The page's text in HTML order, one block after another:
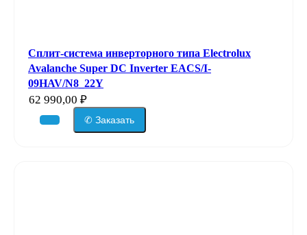
Сплит-система инверторного типа Electrolux
Avalanche Super DC Inverter EACS/I-
09HAV/N8_22Y
62 990,00 ₽
✆ Заказать